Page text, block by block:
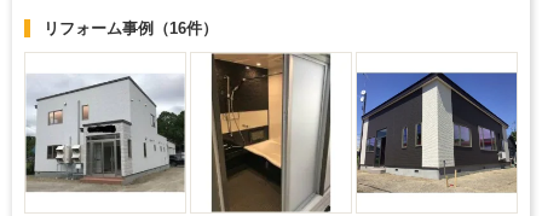
リフォーム事例 （16件）